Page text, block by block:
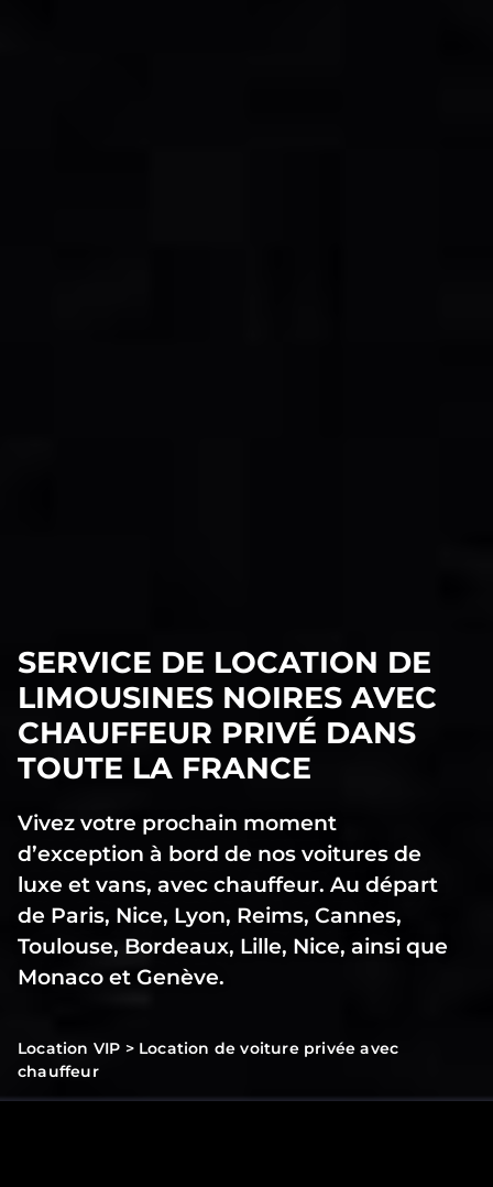
SERVICE DE LOCATION DE
LIMOUSINES NOIRES AVEC
CHAUFFEUR PRIVÉ DANS
TOUTE LA FRANCE
Vivez votre prochain moment
d’exception à bord de nos voitures de
luxe et vans, avec chauffeur. Au départ
de Paris, Nice, Lyon, Reims, Cannes,
Toulouse, Bordeaux, Lille, Nice, ainsi que
Monaco et Genève.
Location VIP > Location de voiture privée avec
chauffeur